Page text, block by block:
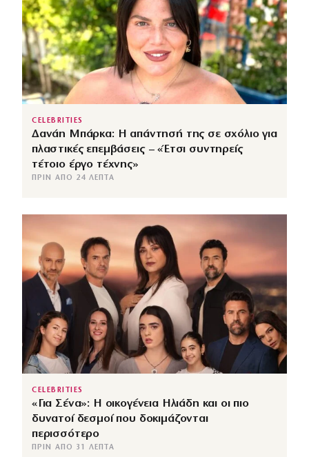
CELEBRITIES
Δανάη Μπάρκα: Η απάντησή της σε σχόλιο για
πλαστικές επεμβάσεις – «Έτσι συντηρείς
τέτοιο έργο τέχνης»
ΠΡΙΝ ΑΠΌ 24 ΛΕΠΤΆ
CELEBRITIES
«Για Σένα»: Η οικογένεια Ηλιάδη και οι πιο
δυνατοί δεσμοί που δοκιμάζονται
περισσότερο
ΠΡΙΝ ΑΠΌ 31 ΛΕΠΤΆ